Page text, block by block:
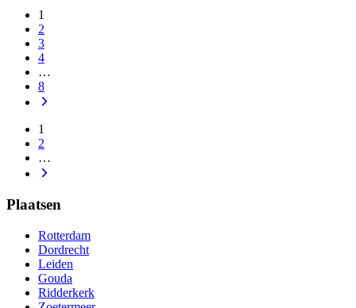
1
2
3
4
…
8
1
2
…
Plaatsen
Rotterdam
Dordrecht
Leiden
Gouda
Ridderkerk